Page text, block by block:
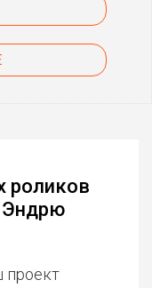
роликов
Эндрю